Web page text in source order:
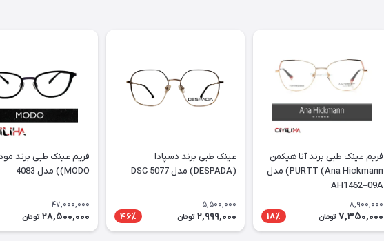
فریم عینک طبی برند آنا هیکمن
PURTT (Ana Hickmann) مدل
AH1462–09A
8,900,000
7,350,000 تومان 18٪
عینک طبی برند دسپادا
(DESPADA) مدل DSC 5077
5,500,000
2,999,000 تومان 46٪
(MODO) مدل 4083
47,000,000
28,500,000 تومان